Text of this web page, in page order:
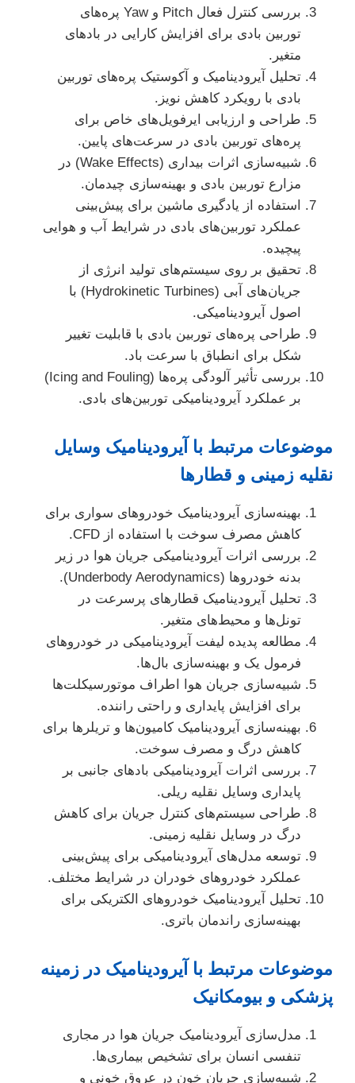
بررسی کنترل فعال Pitch و Yaw پره‌های
توربین بادی برای افزایش کارایی در بادهای
متغیر.
تحلیل آیرودینامیک و آکوستیک پره‌های توربین
بادی با رویکرد کاهش نویز.
طراحی و ارزیابی ایرفویل‌های خاص برای
پره‌های توربین بادی در سرعت‌های پایین.
شبیه‌سازی اثرات بیداری (Wake Effects) در
مزارع توربین بادی و بهینه‌سازی چیدمان.
استفاده از یادگیری ماشین برای پیش‌بینی
عملکرد توربین‌های بادی در شرایط آب و هوایی
پیچیده.
تحقیق بر روی سیستم‌های تولید انرژی از
جریان‌های آبی (Hydrokinetic Turbines) با
اصول آیرودینامیکی.
طراحی پره‌های توربین بادی با قابلیت تغییر
شکل برای انطباق با سرعت باد.
بررسی تأثیر آلودگی پره‌ها (Icing and Fouling)
بر عملکرد آیرودینامیکی توربین‌های بادی.
موضوعات مرتبط با آیرودینامیک وسایل
نقلیه زمینی و قطارها
بهینه‌سازی آیرودینامیک خودروهای سواری برای
کاهش مصرف سوخت با استفاده از CFD.
بررسی اثرات آیرودینامیکی جریان هوا در زیر
بدنه خودروها (Underbody Aerodynamics).
تحلیل آیرودینامیک قطارهای پرسرعت در
تونل‌ها و محیط‌های متغیر.
مطالعه پدیده لیفت آیرودینامیکی در خودروهای
فرمول یک و بهینه‌سازی بال‌ها.
شبیه‌سازی جریان هوا اطراف موتورسیکلت‌ها
برای افزایش پایداری و راحتی راننده.
بهینه‌سازی آیرودینامیک کامیون‌ها و تریلرها برای
کاهش درگ و مصرف سوخت.
بررسی اثرات آیرودینامیکی بادهای جانبی بر
پایداری وسایل نقلیه ریلی.
طراحی سیستم‌های کنترل جریان برای کاهش
درگ در وسایل نقلیه زمینی.
توسعه مدل‌های آیرودینامیکی برای پیش‌بینی
عملکرد خودروهای خودران در شرایط مختلف.
تحلیل آیرودینامیک خودروهای الکتریکی برای
بهینه‌سازی راندمان باتری.
موضوعات مرتبط با آیرودینامیک در زمینه
پزشکی و بیومکانیک
مدل‌سازی آیرودینامیک جریان هوا در مجاری
تنفسی انسان برای تشخیص بیماری‌ها.
شبیه‌سازی جریان خون در عروق خونی و